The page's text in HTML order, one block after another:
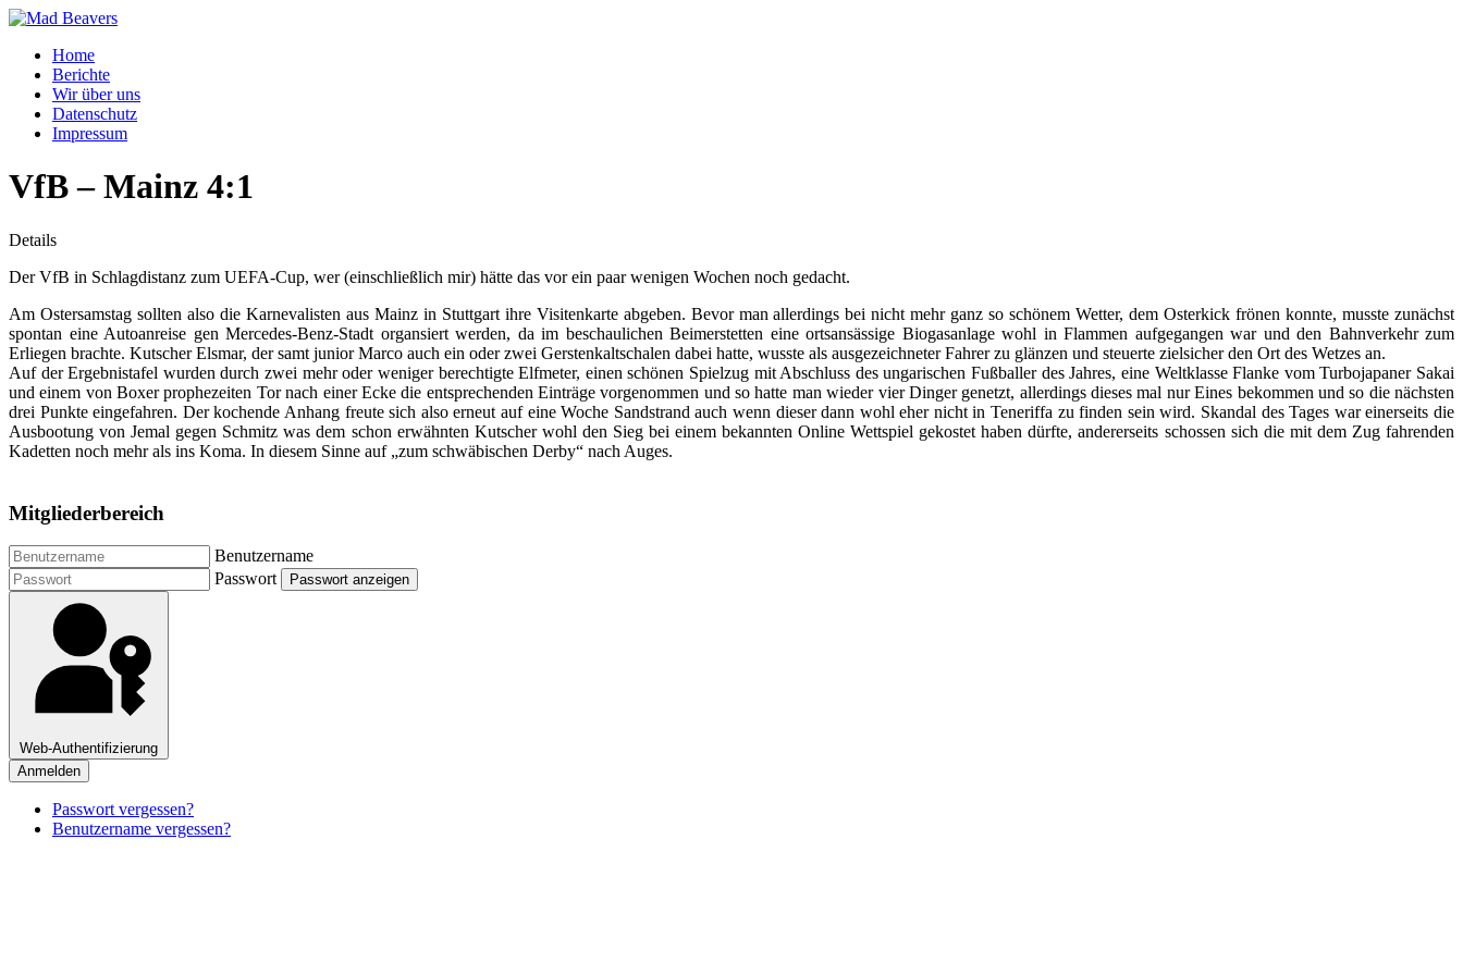
Home
Berichte
Wir über uns
Datenschutz
Impressum
VfB – Mainz 4:1
Details
Der VfB in Schlagdistanz zum UEFA-Cup, wer (einschließlich mir) hätte das vor ein paar wenigen Wochen noch gedacht.
Am Ostersamstag sollten also die Karnevalisten aus Mainz in Stuttgart ihre Visitenkarte abgeben. Bevor man allerdings bei nicht mehr ganz so schönem Wetter, dem Osterkick frönen konnte, musste zunächst
spontan eine Autoanreise gen Mercedes-Benz-Stadt organsiert werden, da im beschaulichen Beimerstetten eine ortsansässige Biogasanlage wohl in Flammen aufgegangen war und den Bahnverkehr zum
Erliegen brachte. Kutscher Elsmar, der samt junior Marco auch ein oder zwei Gerstenkaltschalen dabei hatte, wusste als ausgezeichneter Fahrer zu glänzen und steuerte zielsicher den Ort des Wetzes an.
Auf der Ergebnistafel wurden durch zwei mehr oder weniger berechtigte Elfmeter, einen schönen Spielzug mit Abschluss des ungarischen Fußballer des Jahres, eine Weltklasse Flanke vom Turbojapaner Sakai
und einem von Boxer prophezeiten Tor nach einer Ecke die entsprechenden Einträge vorgenommen und so hatte man wieder vier Dinger genetzt, allerdings dieses mal nur Eines bekommen und so die nächsten
drei Punkte eingefahren. Der kochende Anhang freute sich also erneut auf eine Woche Sandstrand auch wenn dieser dann wohl eher nicht in Teneriffa zu finden sein wird. Skandal des Tages war einerseits die
Ausbootung von Jemal gegen Schmitz was dem schon erwähnten Kutscher wohl den Sieg bei einem bekannten Online Wettspiel gekostet haben dürfte, andererseits schossen sich die mit dem Zug fahrenden
Kadetten noch mehr als ins Koma. In diesem Sinne auf „zum schwäbischen Derby“ nach Auges.
Mitgliederbereich
Benutzername
Passwort
Passwort anzeigen
Web-Authentifizierung
Anmelden
Passwort vergessen?
Benutzername vergessen?